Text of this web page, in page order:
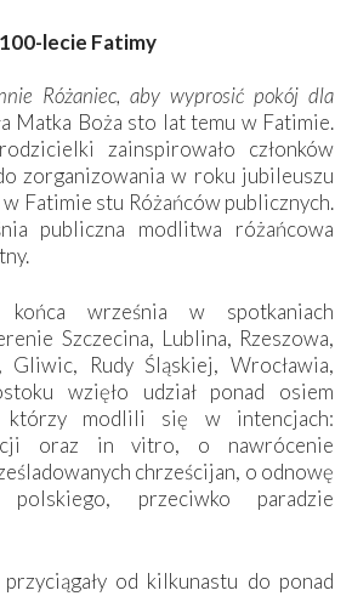
lecie Fatimy
Różaniec, aby wyprosić pokój dla
Matka Boża sto lat temu w Fatimie.
zainspirowało członków
zorganizowania w roku jubileuszu
Fatimie stu Różańców publicznych.
publiczna modlitwa różańcowa
września w spotkaniach
Szczecina, Lublina, Rzeszowa,
Gliwic, Rudy Śląskiej, Wrocławia,
wzięło udział ponad osiem
którzy modlili się w intencjach:
oraz in vitro, o nawrócenie
chrześcijan, o odnowę
przeciwko paradzie
od kilkunastu do ponad